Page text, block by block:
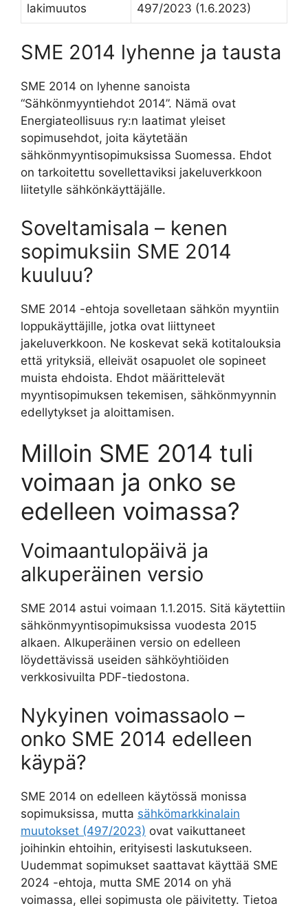
lakimuutos
497/2023 (1.6.2023)
SME 2014 lyhenne ja tausta
SME 2014 on lyhenne sanoista
“Sähkönmyyntiehdot 2014”. Nämä ovat
Energiateollisuus ry:n laatimat yleiset
sopimusehdot, joita käytetään
sähkönmyyntisopimuksissa Suomessa. Ehdot
on tarkoitettu sovellettaviksi jakeluverkkoon
liitetylle sähkönkäyttäjälle.
Soveltamisala – kenen
sopimuksiin SME 2014
kuuluu?
SME 2014 -ehtoja sovelletaan sähkön myyntiin
loppukäyttäjille, jotka ovat liittyneet
jakeluverkkoon. Ne koskevat sekä kotitalouksia
että yrityksiä, elleivät osapuolet ole sopineet
muista ehdoista. Ehdot määrittelevät
myyntisopimuksen tekemisen, sähkönmyynnin
edellytykset ja aloittamisen.
Milloin SME 2014 tuli
voimaan ja onko se
edelleen voimassa?
Voimaantulopäivä ja
alkuperäinen versio
SME 2014 astui voimaan 1.1.2015. Sitä käytettiin
sähkönmyyntisopimuksissa vuodesta 2015
alkaen. Alkuperäinen versio on edelleen
löydettävissä useiden sähköyhtiöiden
verkkosivuilta PDF-tiedostona.
Nykyinen voimassaolo –
onko SME 2014 edelleen
käypä?
SME 2014 on edelleen käytössä monissa
sopimuksissa, mutta sähkömarkkinalain
muutokset (497/2023) ovat vaikuttaneet
joihinkin ehtoihin, erityisesti laskutukseen.
Uudemmat sopimukset saattavat käyttää SME
2024 -ehtoja, mutta SME 2014 on yhä
voimassa, ellei sopimusta ole päivitetty. Tietoa